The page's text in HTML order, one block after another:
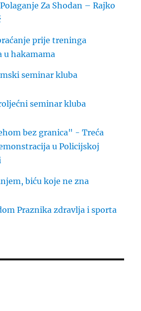
Za Shodan – Rajko
prije treninga
u hakamama
seminar kluba
seminar kluba
bez granica" - Treća
u Policijskoj
biću koje ne zna
Praznika zdravlja i sporta